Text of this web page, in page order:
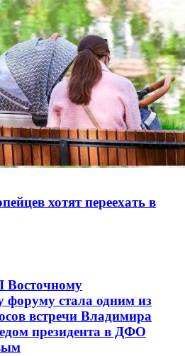
хотят переехать в
Восточному
форуму стала одним из
встречи Владимира
президента в ДФО